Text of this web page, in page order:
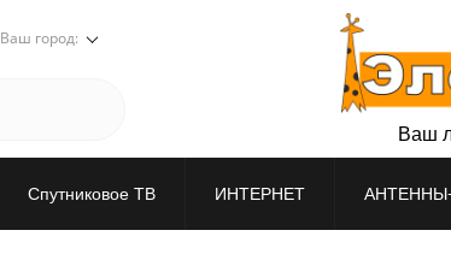
Ваш город:
Ваш
Спутниковое ТВ ИНТЕРНЕТ